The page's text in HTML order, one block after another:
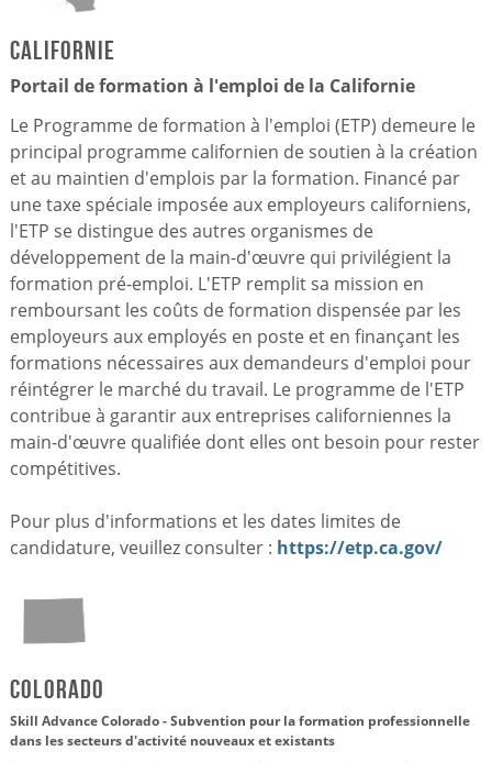
Californie
Portail de formation à l'emploi de la Californie
Le Programme de formation à l'emploi (ETP) demeure le
principal programme californien de soutien à la création
et au maintien d'emplois par la formation. Financé par
une taxe spéciale imposée aux employeurs californiens,
l'ETP se distingue des autres organismes de
développement de la main-d'œuvre qui privilégient la
formation pré-emploi. L'ETP remplit sa mission en
remboursant les coûts de formation dispensée par les
employeurs aux employés en poste et en finançant les
formations nécessaires aux demandeurs d'emploi pour
réintégrer le marché du travail. Le programme de l'ETP
contribue à garantir aux entreprises californiennes la
main-d'œuvre qualifiée dont elles ont besoin pour rester
compétitives.
Pour plus d'informations et les dates limites de
candidature, veuillez consulter : https://etp.ca.gov/
Colorado
Skill Advance Colorado - Subvention pour la formation professionnelle
dans les secteurs d'activité nouveaux et existants